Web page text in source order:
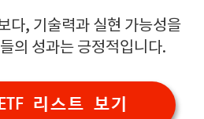
다, 기술력과 실현 가능성을
의 성과는 긍정적입니다.
리스트 보기